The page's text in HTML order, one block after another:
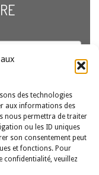
des technologies
aux informations des
nous permettra de traiter
ou les ID uniques
son consentement peut
et fonctions. Pour
veuillez